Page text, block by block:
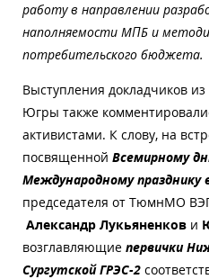
работу в направлении
наполняемости МПБ и
потребительского бюджета.
Выступления докладчиков
Югры также
активистами. К слову, на
посвященной Всемирному
Международному празднику
председателя от ТюмнМО
Александр Лукьяненков и
возглавляющие первички
Сургутской ГРЭС-2